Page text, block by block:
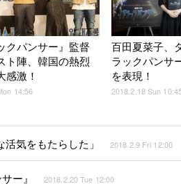
クパンサー』監督
ト陣、韓国の熱烈
感激！
14:56
百田夏菜子、
ラックパンサ
を表現！
2018.2.18 Sun
気をもたらした」 2018.2.9 Fri 12:00
ー』 2018.2.20 Tue 12:00